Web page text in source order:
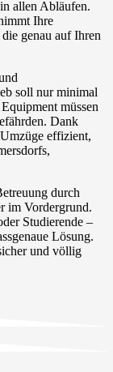
allen Abläufen.
Ihre
genau auf Ihren
soll nur minimal
müssen
Dank
effizient,
durch
im Vordergrund.
Studierende –
Lösung.
und völlig